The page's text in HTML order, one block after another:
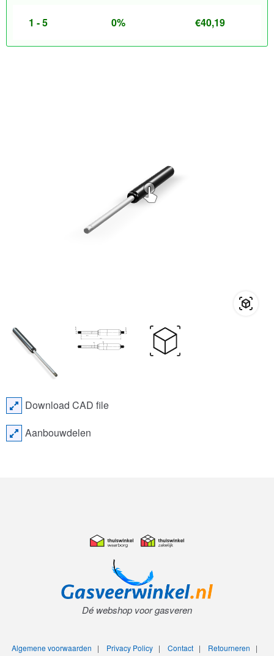
1 - 5 0% €40,19
Download CAD file
Aanbouwdelen
Dé webshop voor gasveren
Algemene voorwaarden | Privacy Policy| Contact| Retourneren |